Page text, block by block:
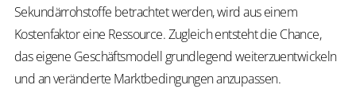
Sekundärrohstoffe betrachtet werden, wird aus einem
Kostenfaktor eine Ressource. Zugleich entsteht die Chance,
das eigene Geschäftsmodell grundlegend weiterzuentwickeln
und an veränderte Marktbedingungen anzupassen.